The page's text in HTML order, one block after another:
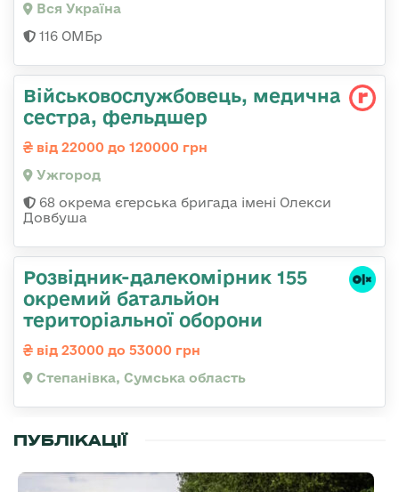
Вся Україна
116 ОМБр
Військовослужбовець, медична
сестра, фельдшер
від 22000 до 120000 грн
Ужгород
68 окрема єгерська бригада імені Олекси
Довбуша
Розвідник-далекомірник 155
окремий батальйон
територіальної оборони
від 23000 до 53000 грн
Степанівка, Сумська область
ПУБЛІКАЦІЇ